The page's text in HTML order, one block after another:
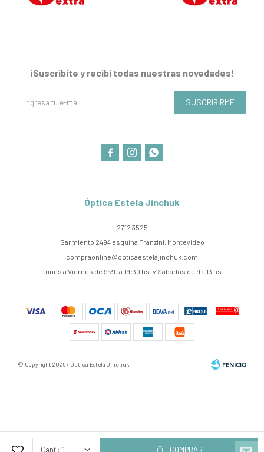
1 COMPRAR
Óptica Estela Jinchuk
2712 3525
Sarmiento 2494 esquina Franzini, Montevideo
compraonline@opticaestelajinchuk.com
Lunes a Viernes de 9:30 a 19:30 hs. y Sábados de 9 a 13 hs.
¡Suscribite y recibí todas nuestras novedades!
SUSCRIBIRME
  
© Copyright 2026 / Óptica Estela Jinchuk